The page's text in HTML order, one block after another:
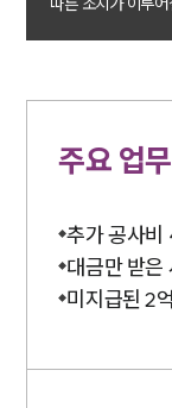
주요 업
추가 공사
대금만 받은
미지급된 2